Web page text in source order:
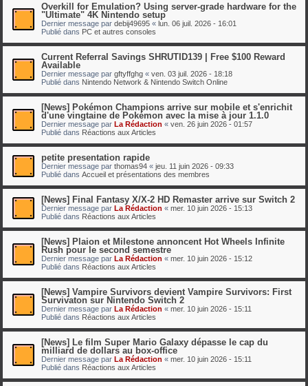
Overkill for Emulation? Using server-grade hardware for the
"Ultimate" 4K Nintendo setup
Dernier message par debij49695 « lun. 06 juil. 2026 - 16:01
Publié dans PC et autres consoles
Current Referral Savings SHRUTID139 | Free $100 Reward
Available
Dernier message par gftyffghg « ven. 03 juil. 2026 - 18:18
Publié dans Nintendo Network & Nintendo Switch Online
[News] Pokémon Champions arrive sur mobile et s'enrichit
d'une vingtaine de Pokémon avec la mise à jour 1.1.0
Dernier message par La Rédaction « ven. 26 juin 2026 - 01:57
Publié dans Réactions aux Articles
petite presentation rapide
Dernier message par thomas94 « jeu. 11 juin 2026 - 09:33
Publié dans Accueil et présentations des membres
[News] Final Fantasy X/X-2 HD Remaster arrive sur Switch 2
Dernier message par La Rédaction « mer. 10 juin 2026 - 15:13
Publié dans Réactions aux Articles
[News] Plaion et Milestone annoncent Hot Wheels Infinite
Rush pour le second semestre
Dernier message par La Rédaction « mer. 10 juin 2026 - 15:12
Publié dans Réactions aux Articles
[News] Vampire Survivors devient Vampire Survivors: First
Survivaton sur Nintendo Switch 2
Dernier message par La Rédaction « mer. 10 juin 2026 - 15:11
Publié dans Réactions aux Articles
[News] Le film Super Mario Galaxy dépasse le cap du
milliard de dollars au box-office
Dernier message par La Rédaction « mer. 10 juin 2026 - 15:11
Publié dans Réactions aux Articles